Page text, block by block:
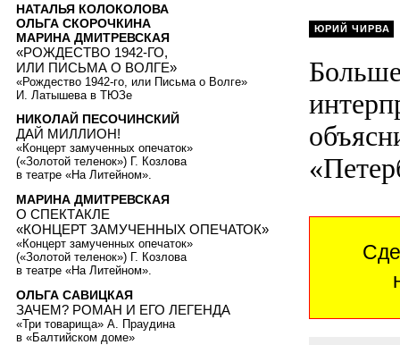
ЮРИЙ ЧИРВА
НАТАЛЬЯ КОЛОКОЛОВА
ОЛЬГА СКОРОЧКИНА
МАРИНА ДМИТРЕВСКАЯ
«РОЖДЕСТВО 1942-ГО,
ИЛИ ПИСЬМА О ВОЛГЕ»
«Рождество 1942-го, или Письма о Волге»
И. Латышева в ТЮЗе
НИКОЛАЙ ПЕСОЧИНСКИЙ
ДАЙ МИЛЛИОН!
«Концерт замученных опечаток»
(«Золотой теленок») Г. Козлова
в театре «На Литейном».
МАРИНА ДМИТРЕВСКАЯ
О СПЕКТАКЛЕ
«КОНЦЕРТ ЗАМУЧЕННЫХ ОПЕЧАТОК»
«Концерт замученных опечаток»
(«Золотой теленок») Г. Козлова
в театре «На Литейном».
ОЛЬГА САВИЦКАЯ
ЗАЧЕМ? РОМАН И ЕГО ЛЕГЕНДА
«Три товарища» А. Праудина
в «Балтийском доме»